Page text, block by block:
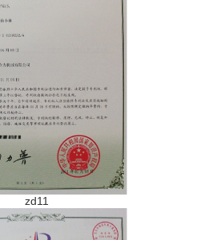
zd11